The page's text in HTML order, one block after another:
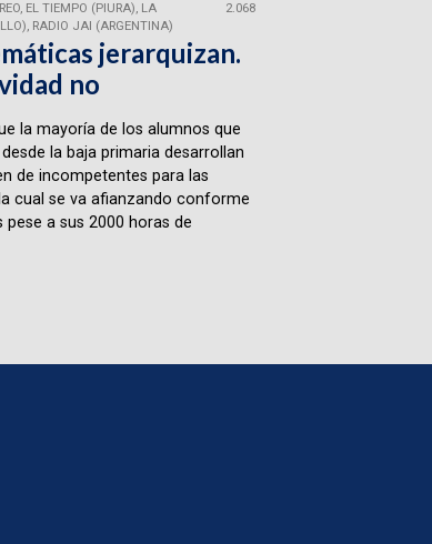
EL TIEMPO (PIURA), LA
RADIO JAI (ARGENTINA)
2.068
jerarquizan.
no
la mayoría de los alumnos que
la baja primaria desarrollan
de incompetentes para las
cual se va afianzando conforme
pese a sus 2000 horas de